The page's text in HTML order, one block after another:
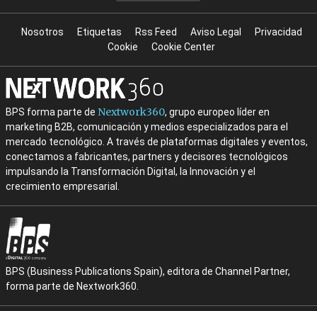
Nosotros Etiquetas Rss Feed Aviso Legal
Privacidad
Cookie
Cookie Center
BPS forma parte de Nextwork360, grupo europeo líder en
marketing B2B, comunicación y medios especializados para el
mercado tecnológico. A través de plataformas digitales y eventos,
conectamos a fabricantes, partners y decisores tecnológicos
impulsando la Transformación Digital, la Innovación y el
crecimiento empresarial.
BPS (Business Publications Spain), editora de Channel Partner,
forma parte de Nextwork360.